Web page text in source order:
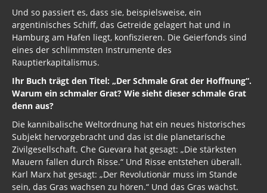
Und so passiert es, dass sie, beispielsweise, ein
argentinisches Schiff, das Getreide gelagert hat und in
Hamburg am Hafen liegt, konfiszieren. Die Geierfonds sind
eines der schlimmsten Instrumente des
Rauptierkapitalismus.
Ihr Buch trägt den Titel: „Der Schmale Grat der Hoffnung“.
Warum ein schmaler Grat? Wie sieht dieser schmale Grat
denn aus?
Die kannibalische Weltordnung hat ein neues historisches
Subjekt hervorgebracht und das ist die planetarische
Zivilgesellschaft. Che Guevara hat gesagt: „Die stärksten
Mauern fallen durch Risse.“ Und Risse entstehen überall.
Karl Marx hat gesagt: „Der Revolutionär muss im Stande
sein, das Gras wachsen zu hören.“ Und das Gras wächst.